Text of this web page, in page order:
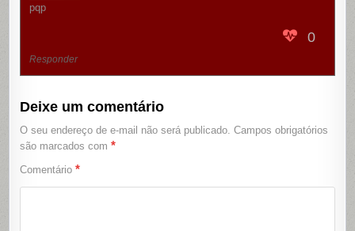
pqp
0
Responder
Deixe um comentário
O seu endereço de e-mail não será publicado. Campos obrigatórios
são marcados com*
Comentário*